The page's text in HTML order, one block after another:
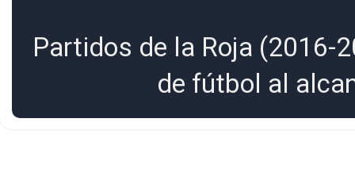
Partidos de la Roja (2016-
de fútbol al